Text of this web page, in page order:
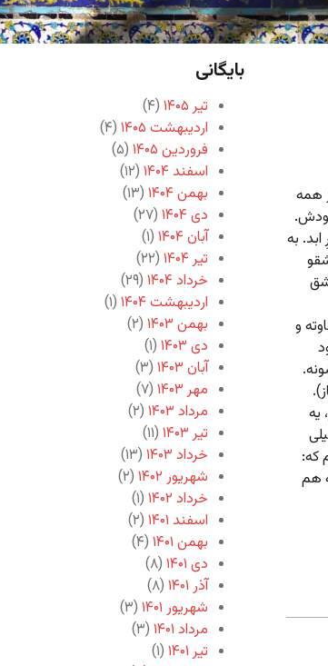
همه
به
و
یه
که:
هم
بایگانی
تیر ۱۴۰۵
(۴)
اردیبهشت ۱۴۰۵
(۴)
فروردین ۱۴۰۵
(۵)
اسفند ۱۴۰۴
(۱۲)
بهمن ۱۴۰۴
(۱۳)
دی ۱۴۰۴
(۲۷)
آبان ۱۴۰۴
(۱)
تیر ۱۴۰۴
(۲۲)
خرداد ۱۴۰۴
(۲۹)
اردیبهشت ۱۴۰۴
(۱)
بهمن ۱۴۰۳
(۲)
دی ۱۴۰۳
(۱)
آبان ۱۴۰۳
(۳)
مهر ۱۴۰۳
(۷)
مرداد ۱۴۰۳
(۲)
تیر ۱۴۰۳
(۱۱)
خرداد ۱۴۰۳
(۱۳)
شهریور ۱۴۰۲
(۲)
خرداد ۱۴۰۲
(۱)
اسفند ۱۴۰۱
(۲)
بهمن ۱۴۰۱
(۴)
دی ۱۴۰۱
(۸)
آذر ۱۴۰۱
(۸)
شهریور ۱۴۰۱
(۳)
مرداد ۱۴۰۱
(۳)
تیر ۱۴۰۱
(۱)